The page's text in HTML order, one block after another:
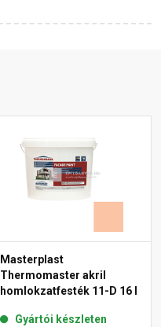
Masterplast
Thermomaster akril
homlokzatfesték 11-D 16 l
Gyártói készleten